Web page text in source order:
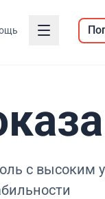
с высоким